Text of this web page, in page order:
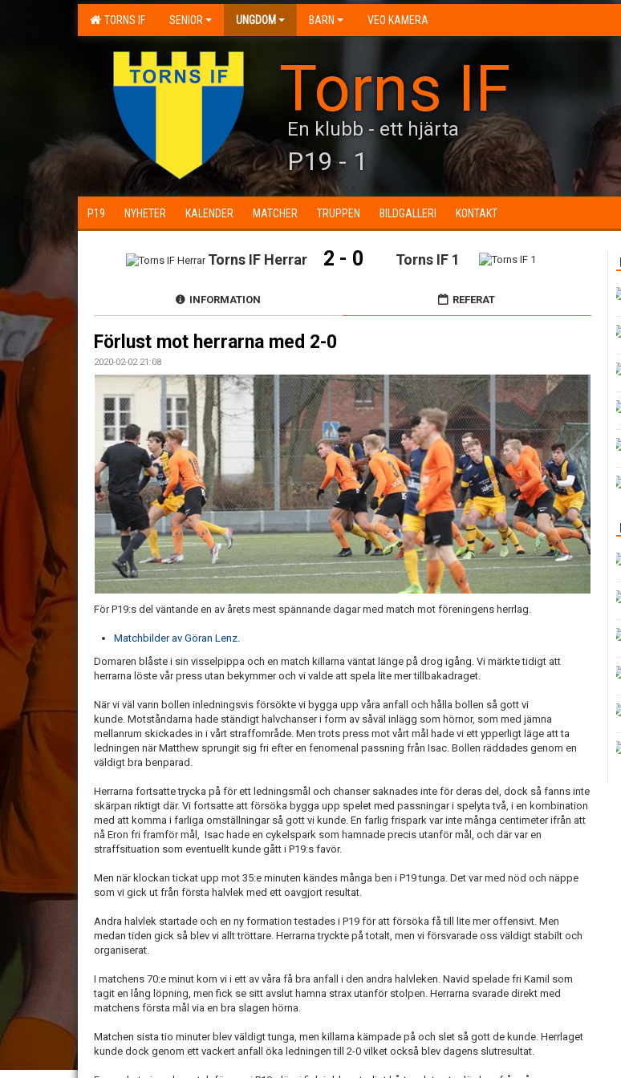
TORNS IF SENIOR UNGDOM BARN VEO KAMERA
Torns IF
En klubb - ett hjärta
P19 - 1
P19 NYHETER KALENDER MATCHER TRUPPEN BILDGALLERI KONTAKT
Torns IF Herrar 2 - 0 Torns IF 1
INFORMATION REFERAT
Förlust mot herrarna med 2-0
2020-02-02 21:08
För P19:s del väntande en av årets mest spännande dagar med match mot föreningens herrlag.
Matchbilder av Göran Lenz.
Domaren blåste i sin visselpippa och en match killarna väntat länge på drog igång. Vi märkte tidigt att
herrarna löste vår press utan bekymmer och vi valde att spela lite mer tillbakadraget.
När vi väl vann bollen inledningsvis försökte vi bygga upp våra anfall och hålla bollen så gott vi
kunde. Motståndarna hade ständigt halvchanser i form av såväl inlägg som hörnor, som med jämna
mellanrum skickades in i vårt straffområde. Men trots press mot vårt mål hade vi ett ypperligt läge att ta
ledningen när Matthew sprungit sig fri efter en fenomenal passning från Isac. Bollen räddades genom en
väldigt bra benparad.
Herrarna fortsatte trycka på för ett ledningsmål och chanser saknades inte för deras del, dock så fanns inte
skärpan riktigt där. Vi fortsatte att försöka bygga upp spelet med passningar i spelyta två, i en kombination
med att komma i farliga omställningar så gott vi kunde. En farlig frispark var inte många centimeter ifrån att
nå Eron fri framför mål, Isac hade en cykelspark som hamnade precis utanför mål, och där var en
straffsituation som eventuellt kunde gått i P19:s favör.
Men när klockan tickat upp mot 35:e minuten kändes många ben i P19 tunga. Det var med nöd och näppe
som vi gick ut från första halvlek med ett oavgjort resultat.
Andra halvlek startade och en ny formation testades i P19 för att försöka få till lite mer offensivt. Men
medan tiden gick så blev vi allt tröttare. Herrarna tryckte på totalt, men vi försvarade oss väldigt stabilt och
organiserat.
I matchens 70:e minut kom vi i ett av våra få bra anfall i den andra halvleken. Navid spelade fri Kamil som
tagit en lång löpning, men fick se sitt avslut hamna strax utanför stolpen. Herrarna svarade direkt med
matchens första mål via en bra slagen hörna.
Matchen sista tio minuter blev väldigt tunga, men killarna kämpade på och slet så gott de kunde. Herrlaget
kunde dock genom ett vackert anfall öka ledningen till 2-0 vilket också blev dagens slutresultat.